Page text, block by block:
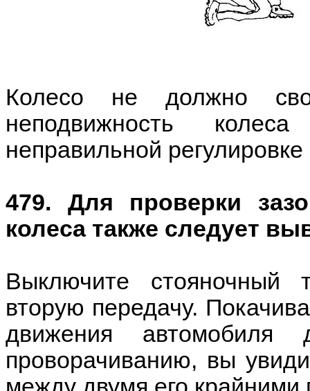
Колесо не должно
неподвижность
неправильной
479. Для проверки
колеса также следует
Выключите стояночный
вторую передачу.
движения автомобиля
проворачиванию, вы